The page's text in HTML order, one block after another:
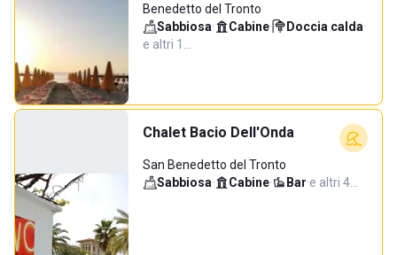
Benedetto del Tronto
Sabbiosa· Cabine· Doccia calda·
e altri 1…
Chalet Bacio Dell'Onda
San Benedetto del Tronto
Sabbiosa· Cabine· Bar·e altri 4…